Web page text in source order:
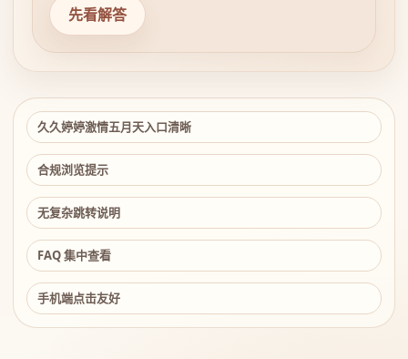
先看解答
久久婷婷激情五月天入口清晰
合规浏览提示
无复杂跳转说明
FAQ 集中查看
手机端点击友好